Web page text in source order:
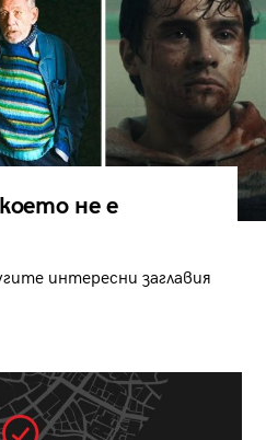
не е
интересни заглавия